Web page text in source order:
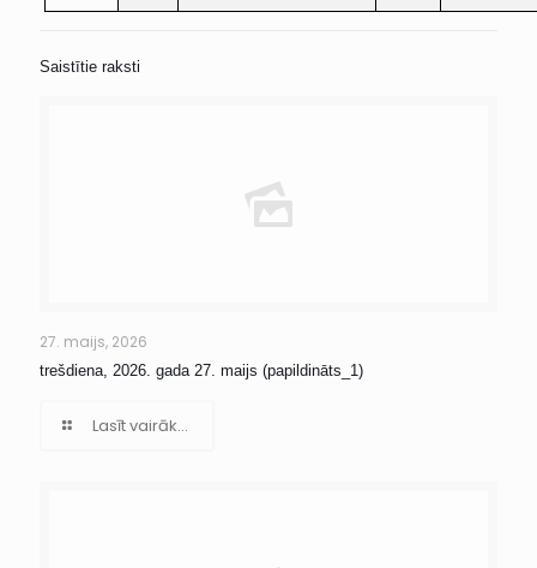
Saistītie raksti
27. maijs, 2026
trešdiena, 2026. gada 27. maijs (papildināts_1)
Lasīt vairāk...